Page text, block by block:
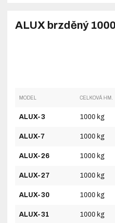
ALUX brzděný
MODEL CELKOVÁ HM.
ALUX-3 1000 kg
ALUX-7 1000 kg
ALUX-26 1000 kg
ALUX-27 1000 kg
ALUX-30 1000 kg
ALUX-31 1000 kg